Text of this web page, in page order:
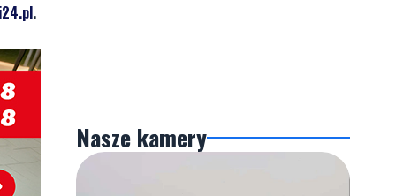
.
Nasze kamery